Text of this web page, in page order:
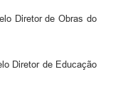
de Obras do
de Educação